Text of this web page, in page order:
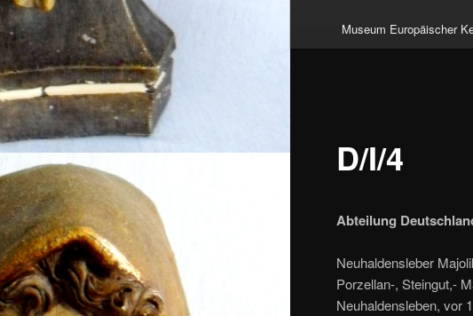
Museum Europäischer
D/I/4
Abteilung
Neuhaldensleber
Porzellan-, Steingut,-
Neuhaldensleben, vor